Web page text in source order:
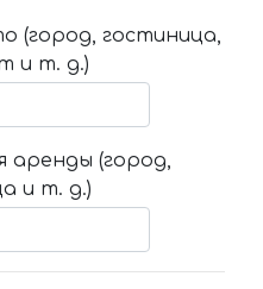
(город, гостиница,
и т. д.)
аренды (город,
и т. д.)